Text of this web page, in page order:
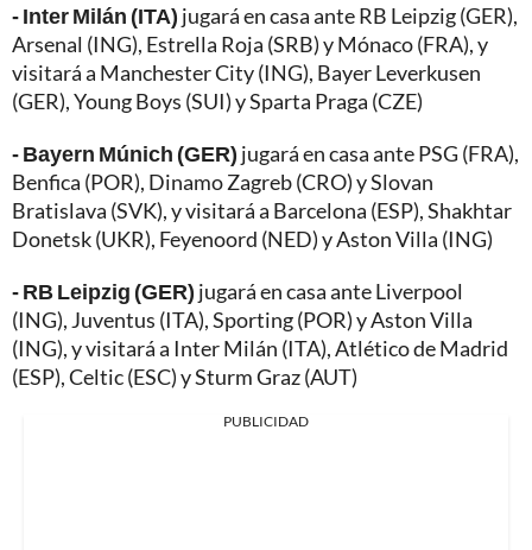
- Inter Milán (ITA) jugará en casa ante RB Leipzig (GER),
Arsenal (ING), Estrella Roja (SRB) y Mónaco (FRA), y
visitará a Manchester City (ING), Bayer Leverkusen
(GER), Young Boys (SUI) y Sparta Praga (CZE)
- Bayern Múnich (GER) jugará en casa ante PSG (FRA),
Benfica (POR), Dinamo Zagreb (CRO) y Slovan
Bratislava (SVK), y visitará a Barcelona (ESP), Shakhtar
Donetsk (UKR), Feyenoord (NED) y Aston Villa (ING)
- RB Leipzig (GER) jugará en casa ante Liverpool
(ING), Juventus (ITA), Sporting (POR) y Aston Villa
(ING), y visitará a Inter Milán (ITA), Atlético de Madrid
(ESP), Celtic (ESC) y Sturm Graz (AUT)
PUBLICIDAD